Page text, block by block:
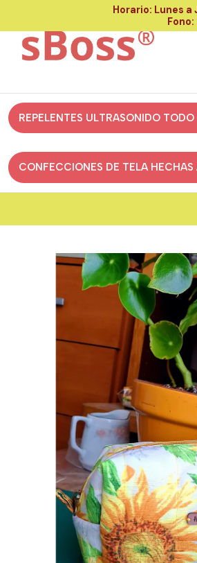
REPELENTES ULTRASONIDO
CONFECCIONES DE TELA
Horario: Lunes a